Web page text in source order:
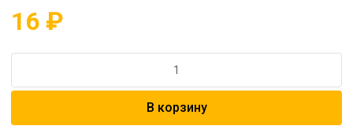
16 ₽
Муфта
В корзину